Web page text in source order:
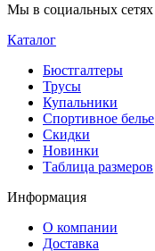
Мы в социальных сетях
Каталог
Бюстгалтеры
Трусы
Купальники
Спортивное белье
Скидки
Новинки
Таблица размеров
Информация
О компании
Доставка